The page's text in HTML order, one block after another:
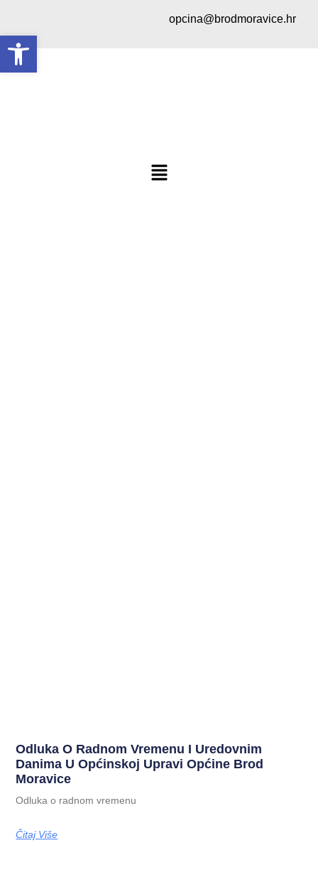
opcina@brodmoravice.hr
Odluka O Radnom Vremenu I Uredovnim
Danima U Općinskoj Upravi Općine Brod
Moravice
Odluka o radnom vremenu
Čitaj Više
Open toolbar